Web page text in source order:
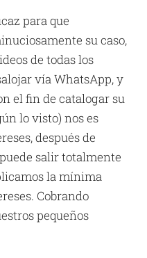
para que
su caso,
de todas los
vía WhatsApp, y
el fin de catalogar su
lo visto) nos es
después de
salir totalmente
la mínima
Cobrando
pequeños